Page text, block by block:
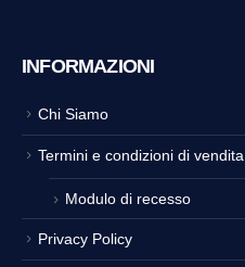
INFORMAZIONI
Chi Siamo
Termini e condizioni di vendita
Modulo di recesso
Privacy Policy